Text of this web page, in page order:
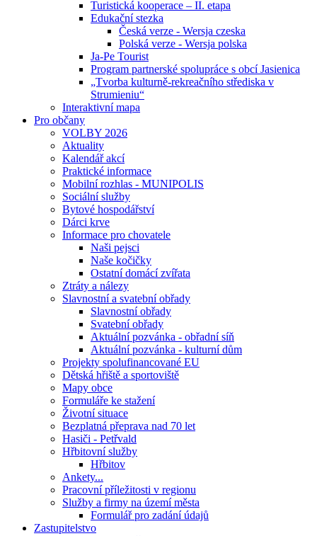
Turistická kooperace – II. etapa
Edukační stezka
Česká verze - Wersja czeska
Polská verze - Wersja polska
Ja-Pe Tourist
Program partnerské spolupráce s obcí Jasienica
„Tvorba kulturně-rekreačního střediska v
Strumieniu“
Interaktivní mapa
Pro občany
VOLBY 2026
Aktuality
Kalendář akcí
Praktické informace
Mobilní rozhlas - MUNIPOLIS
Sociální služby
Bytové hospodářství
Dárci krve
Informace pro chovatele
Naši pejsci
Naše kočičky
Ostatní domácí zvířata
Ztráty a nálezy
Slavnostní a svatební obřady
Slavnostní obřady
Svatební obřady
Aktuální pozvánka - obřadní síň
Aktuální pozvánka - kulturní dům
Projekty spolufinancované EU
Dětská hřiště a sportoviště
Mapy obce
Formuláře ke stažení
Životní situace
Bezplatná přeprava nad 70 let
Hasiči - Petřvald
Hřbitovní služby
Hřbitov
Ankety...
Pracovní příležitosti v regionu
Služby a firmy na území města
Formulář pro zadání údajů
Zastupitelstvo